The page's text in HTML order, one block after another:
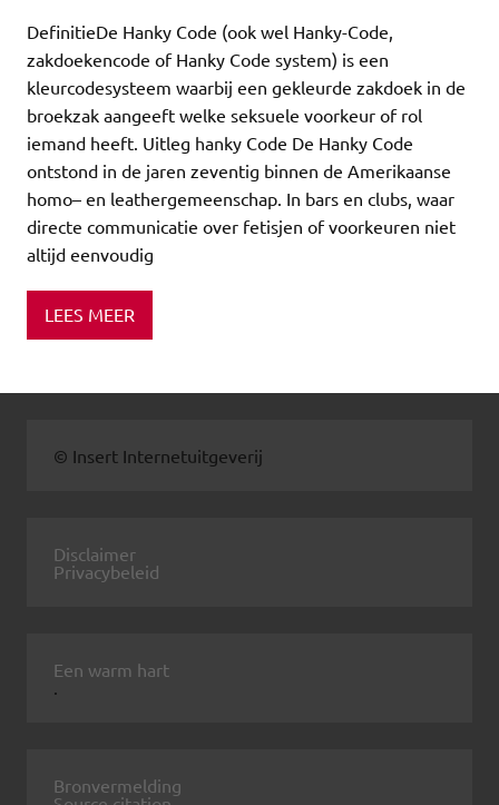
DefinitieDe Hanky Code (ook wel Hanky-Code,
zakdoekencode of Hanky Code system) is een
kleurcodesysteem waarbij een gekleurde zakdoek in de
broekzak aangeeft welke seksuele voorkeur of rol
iemand heeft. Uitleg hanky Code De Hanky Code
ontstond in de jaren zeventig binnen de Amerikaanse
homo– en leathergemeenschap. In bars en clubs, waar
directe communicatie over fetisjen of voorkeuren niet
altijd eenvoudig
LEES MEER
© Insert Internetuitgeverij
Disclaimer
Privacybeleid
Een warm hart
Bronvermelding